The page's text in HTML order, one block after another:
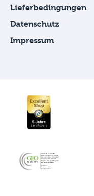
Lieferbedingungen
Datenschutz
Impressum